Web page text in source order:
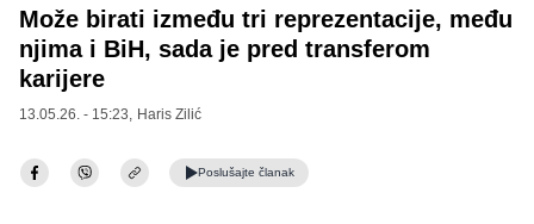
Može birati između tri reprezentacije, među
njima i BiH, sada je pred transferom
karijere
13.05.26. - 15:23, Haris Zilić
Poslušajte članak